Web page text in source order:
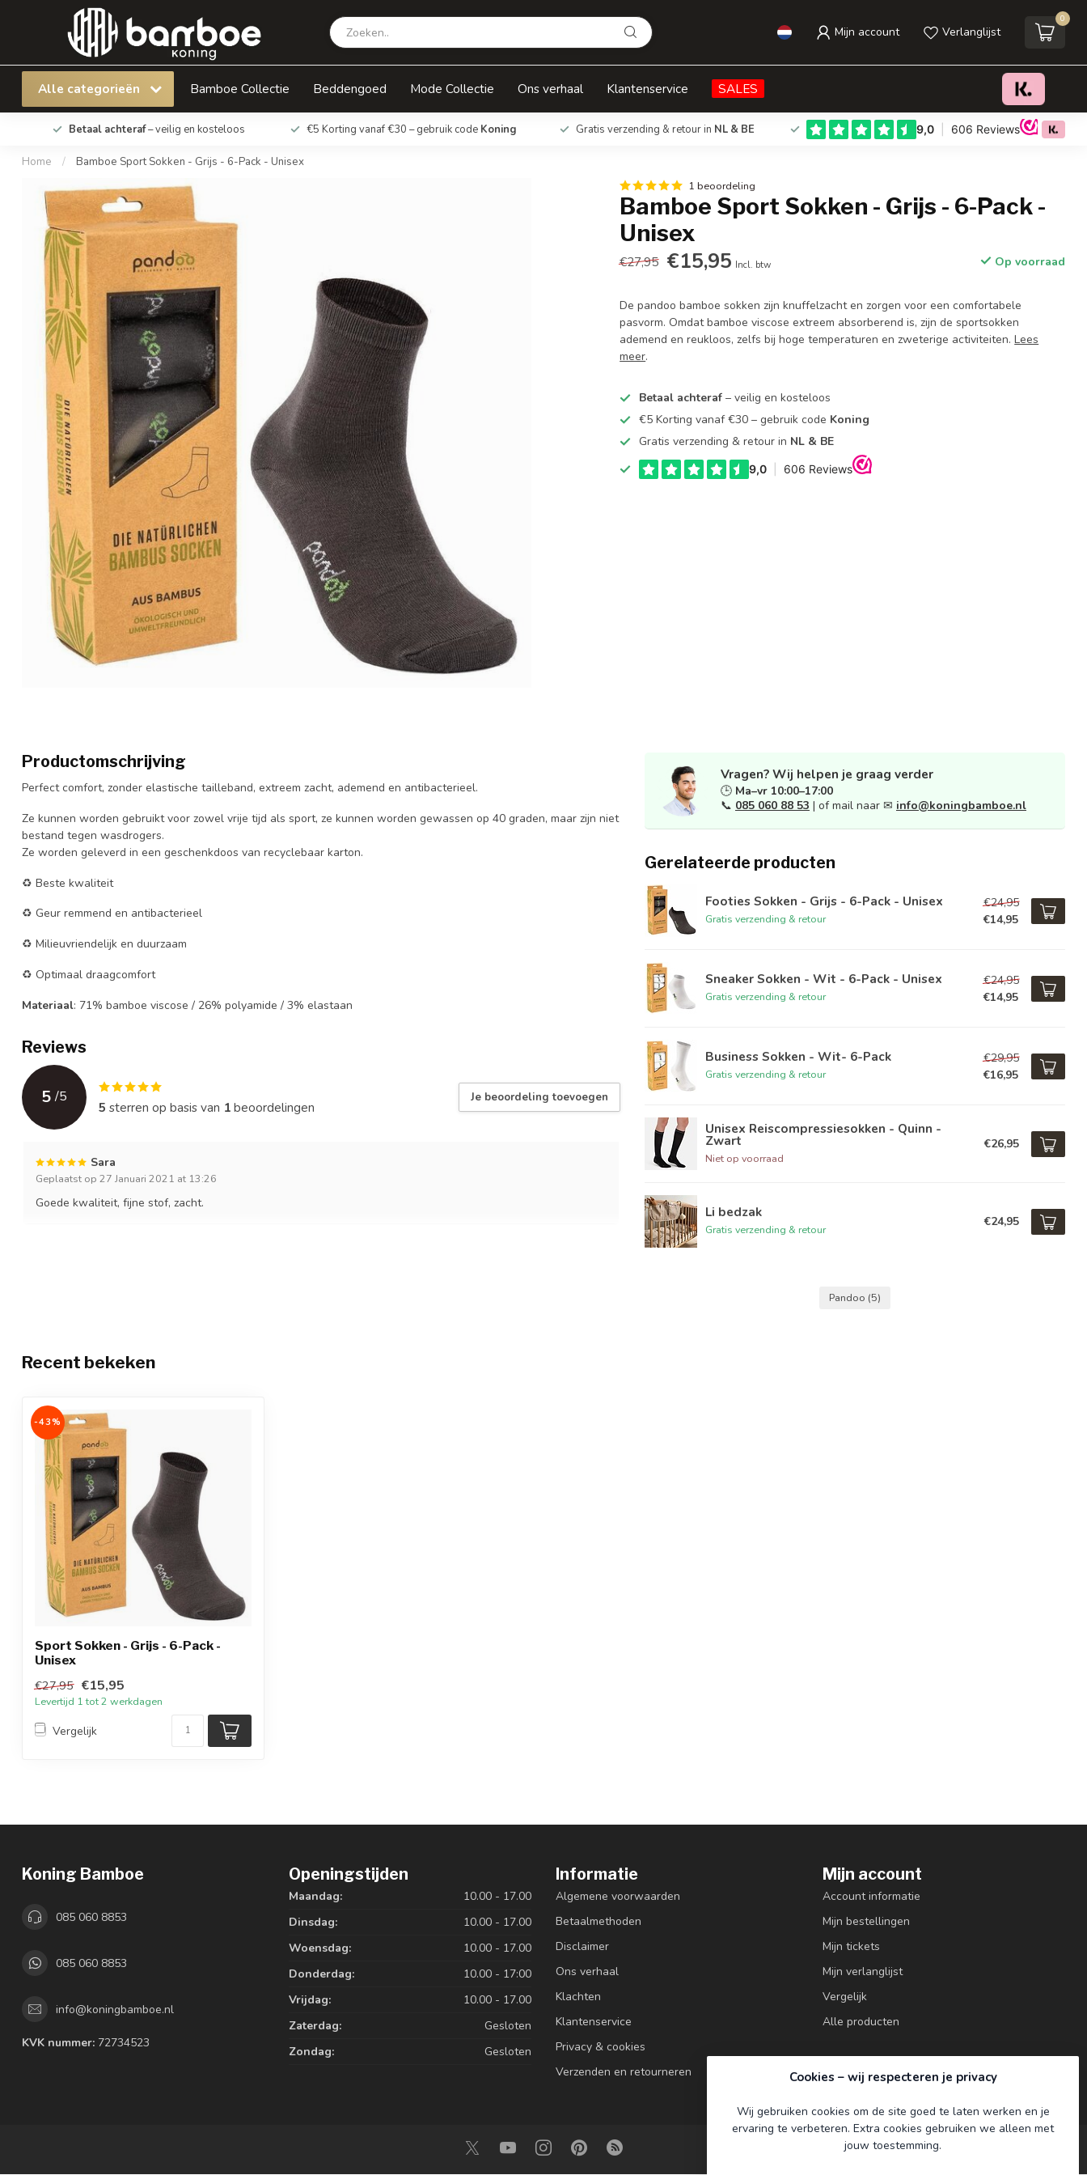
Mijn account Verlanglijst
0
Alle categorieën Bamboe Collectie Beddengoed Mode Collectie Ons verhaal Klantenservice SALES
Betaal achteraf– veilig en kosteloos €5 Korting vanaf €30 – gebruik code Koning Gratis verzending & retour in NL & BE
Home / Bamboe Sport Sokken - Grijs - 6-Pack - Unisex
Bamboe Sport Sokken - Grijs - 6-Pack - Unisex Toevoegen aan winkelwagen
1 beoordeling
Bamboe Sport Sokken - Grijs - 6-Pack -
Unisex
€27,95 €15,95 Incl. btw Op voorraad
De pandoo bamboe sokken zijn knuffelzacht en zorgen voor een comfortabele
pasvorm. Omdat bamboe viscose extreem absorberend is, zijn de sportsokken
ademend en reukloos, zelfs bij hoge temperaturen en zweterige activiteiten.Lees
meer.
Betaal achteraf – veilig en kosteloos
€5 Korting vanaf €30 – gebruik code Koning
Gratis verzending & retour in NL & BE
Productomschrijving
Perfect comfort, zonder elastische tailleband, extreem zacht, ademend en antibacterieel.
Ze kunnen worden gebruikt voor zowel vrije tijd als sport, ze kunnen worden gewassen op 40 graden, maar zijn niet
bestand tegen wasdrogers.
Ze worden geleverd in een geschenkdoos van recyclebaar karton.
♻ Beste kwaliteit
♻ Geur remmend en antibacterieel
♻ Milieuvriendelijk en duurzaam
♻ Optimaal draagcomfort
Materiaal: 71% bamboe viscose / 26% polyamide / 3% elastaan
Reviews
5 /5
5 sterren op basis van 1beoordelingen
Je beoordeling toevoegen
Sara
Geplaatst op 27 Januari 2021 at 13:26
Goede kwaliteit, fijne stof, zacht.
Vragen? Wij helpen je graag verder
🕒 Ma–vr 10:00–17:00
📞 085 060 88 53 | of mail naar ✉ info@koningbamboe.nl
Gerelateerde producten
Footies Sokken - Grijs - 6-Pack - Unisex
Gratis verzending & retour
€24,95
€14,95
Sneaker Sokken - Wit - 6-Pack - Unisex
Gratis verzending & retour
€24,95
€14,95
Business Sokken - Wit- 6-Pack
Gratis verzending & retour
€29,95
€16,95
Unisex Reiscompressiesokken - Quinn -
Zwart
Niet op voorraad
€26,95
Li bedzak
Gratis verzending & retour
€24,95
Pandoo (5)
Recent bekeken
-43%
Sport Sokken - Grijs - 6-Pack -
Unisex
€27,95 €15,95
Levertijd 1 tot 2 werkdagen
Vergelijk
Koning Bamboe
085 060 8853
085 060 8853
info@koningbamboe.nl
KVK nummer: 72734523
Openingstijden
Maandag:
10.00 - 17.00
Dinsdag:
10.00 - 17.00
Woensdag:
10.00 - 17.00
Donderdag:
10.00 - 17:00
Vrijdag:
10.00 - 17.00
Zaterdag:
Gesloten
Zondag:
Gesloten
Informatie
Algemene voorwaarden
Betaalmethoden
Disclaimer
Ons verhaal
Klachten
Klantenservice
Privacy & cookies
Verzenden en retourneren
Mijn account
Account informatie
Mijn bestellingen
Mijn tickets
Mijn verlanglijst
Vergelijk
Alle producten
Cookies – wij respecteren je privacy
Wij gebruiken cookies om de site goed te laten werken en je
ervaring te verbeteren. Extra cookies gebruiken we alleen met
jouw toestemming.